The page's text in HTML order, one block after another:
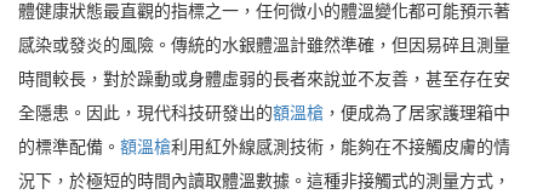
體健康狀態最直觀的指標之一，任何微小的體溫變化都可能預示著
感染或發炎的風險。傳統的水銀體溫計雖然準確，但因易碎且測量
時間較長，對於躁動或身體虛弱的長者來說並不友善，甚至存在安
全隱患。因此，現代科技研發出的額溫槍 ，便成為了居家護理箱中
的標準配備。 額溫槍利用紅外線感測技術，能夠在不接觸皮膚的情
況下，於極短的時間內讀取體溫數據。這種非接觸式的測量方式，